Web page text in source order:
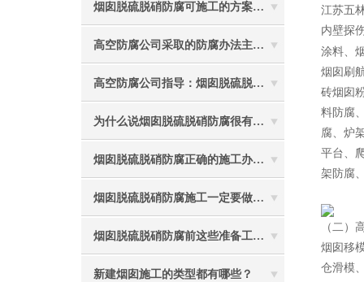
烟囱脱硫脱硝防腐可施工的方案都有哪些？
高空防腐公司采取的防腐办法主要有哪些？
高空防腐公司指导：烟囱脱硫脱硝防腐施工要注意些什么？
为什么说烟囱脱硫脱硝防腐很有必要
烟囱脱硫脱硝防腐正确的施工办法由高空防腐公司说与你听
烟囱脱硫脱硝防腐施工一定要做好防护工作
烟囱脱硫脱硝防腐前这些准备工作要做到位
新建烟囱施工的类型都有哪些？
江苏五
内壁探
涂料、
烟囱刷
砖烟囱
料防腐
腐、炉
平台、
架防腐
（二）
烟囱移
仓滑模